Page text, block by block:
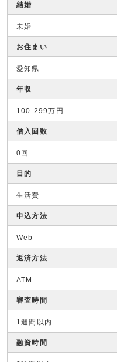
結婚
未婚
お住まい
愛知県
年収
100-299万円
借入回数
0回
目的
生活費
申込方法
Web
返済方法
ATM
審査時間
1週間以内
融資時間